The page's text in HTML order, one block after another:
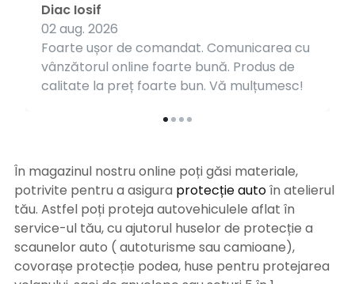
Foarte ușor de comandat. Comunicarea cu
vânzătorul online foarte bună. Produs de
calitate la preț foarte bun. Vă mulțumesc!
Diac Iosif
02 aug. 2026
În magazinul nostru online poți găsi materiale,
potrivite pentru a asigura protecție autoîn atelierul
tău. Astfel poți proteja autovehiculele aflat în
service-ul tău, cu ajutorul huselor de protecție a
scaunelor auto ( autoturisme sau camioane),
covorașe protecție podea, huse pentru protejarea